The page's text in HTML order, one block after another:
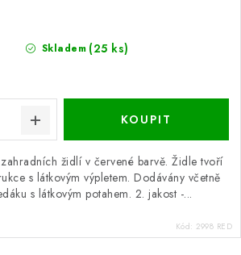
Skladem (25 ks)
židlí v červené barvě. Židle tvoří
s látkovým výpletem. Dodávány včetně
s látkovým potahem. 2. jakost -...
Kód: 2998 RED